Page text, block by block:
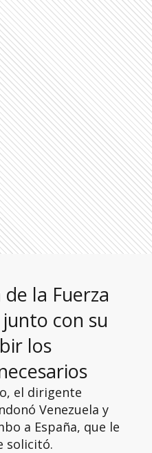
la Fuerza
con su
los
el dirigente
Venezuela y
a España, que le
solicitó.